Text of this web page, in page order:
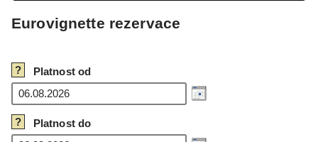
Eurovignette rezervace
? Platnost od
? Platnost do